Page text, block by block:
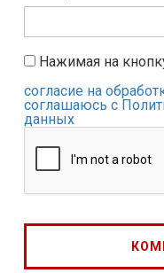
Нажимая на
согласие на
соглашаюсь с
данных